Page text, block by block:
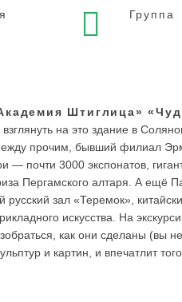
Группа
Штиглица»
на это здание в
прочим, бывший филиал
— почти 3000 экспонатов,
Пергамского алтаря. А ещё
зал «Теремок»,
искусства. На
как они сделаны (вы
и картин, и впечатлит